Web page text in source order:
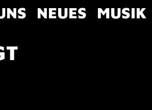
NEUES MUSIK